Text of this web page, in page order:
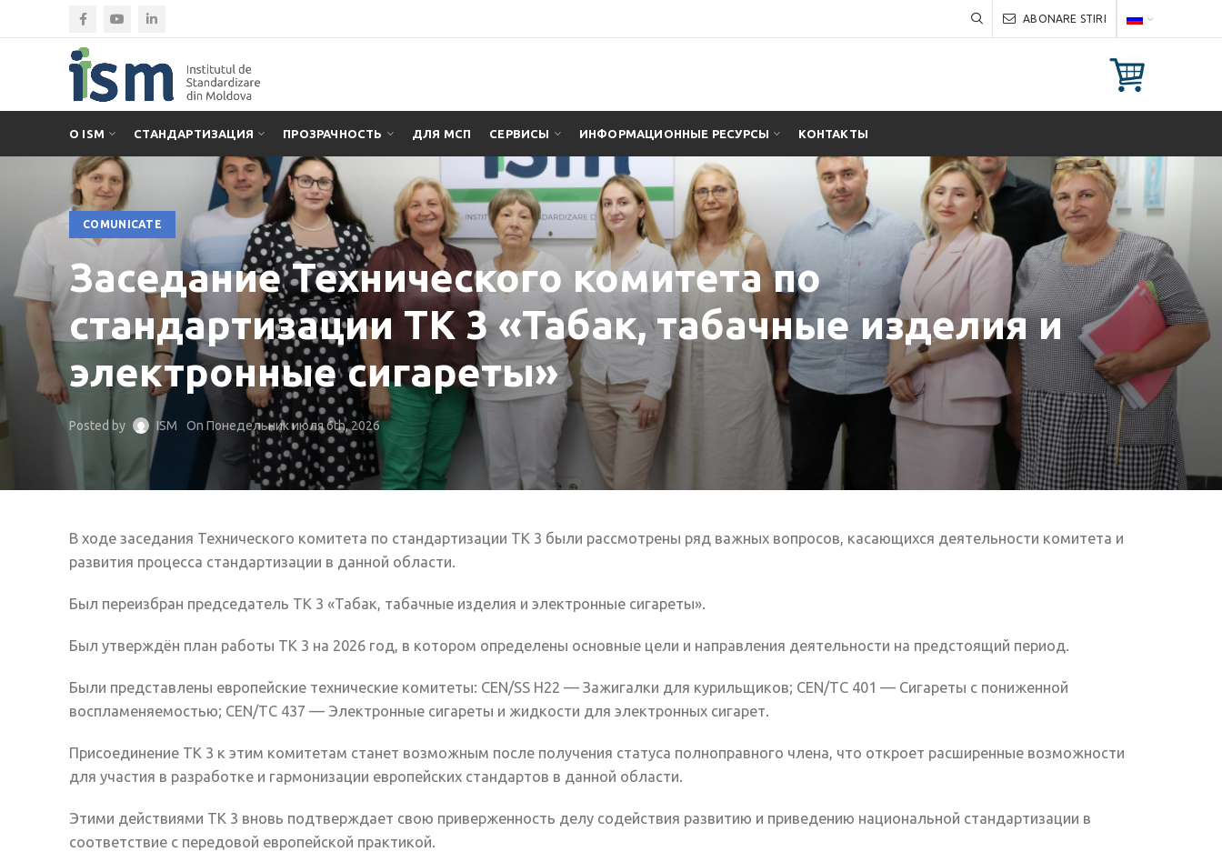
ABONARE STIRI
О ISM СТАНДАРТИЗАЦИЯ ПРОЗРАЧНОСТЬ ДЛЯ МСП СЕРВИСЫ ИНФОРМАЦИОННЫЕ РЕСУРСЫ КОНТАКТЫ
COMUNICATE
Заседание Технического комитета по
стандартизации ТК 3 «Табак, табачные изделия и
электронные сигареты»
Posted by ISM On Понедельник июля 6th, 2026
В ходе заседания Технического комитета по стандартизации ТК 3 были рассмотрены ряд важных вопросов, касающихся деятельности комитета и
развития процесса стандартизации в данной области.
Был переизбран председатель ТК 3 «Табак, табачные изделия и электронные сигареты».
Был утверждён план работы ТК 3 на 2026 год, в котором определены основные цели и направления деятельности на предстоящий период.
Были представлены европейские технические комитеты: CEN/SS H22 — Зажигалки для курильщиков; CEN/TC 401 — Сигареты с пониженной
воспламеняемостью; CEN/TC 437 — Электронные сигареты и жидкости для электронных сигарет.
Присоединение ТК 3 к этим комитетам станет возможным после получения статуса полноправного члена, что откроет расширенные возможности
для участия в разработке и гармонизации европейских стандартов в данной области.
Этими действиями ТК 3 вновь подтверждает свою приверженность делу содействия развитию и приведению национальной стандартизации в
соответствие с передовой европейской практикой.